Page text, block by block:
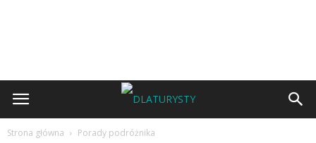
Strona główna Porady podróżnika